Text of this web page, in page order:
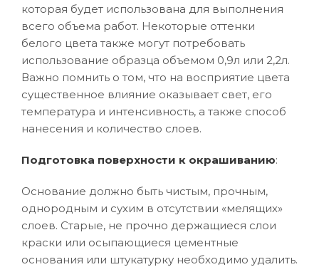
которая будет использована для выполнения
всего объема работ. Некоторые оттенки
белого цвета также могут потребовать
использование образца объемом 0,9л или 2,2л.
Важно помнить о том, что на восприятие цвета
существенное влияние оказывает свет, его
температура и интенсивность, а также способ
нанесения и количество слоев.
Подготовка поверхности к окрашиванию:
Основание должно быть чистым, прочным,
однородным и сухим в отсутствии «мелящих»
слоев. Старые, не прочно держащиеся слои
краски или осыпающиеся цементные
основания или штукатурку необходимо удалить.